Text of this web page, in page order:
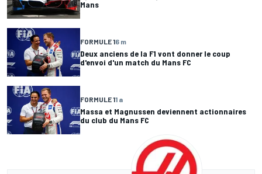
Mans
FORMULE 16 m
Deux anciens de la F1 vont donner le coup
d'envoi d'un match du Mans FC
FORMULE 11 a
Massa et Magnussen deviennent actionnaires
du club du Mans FC